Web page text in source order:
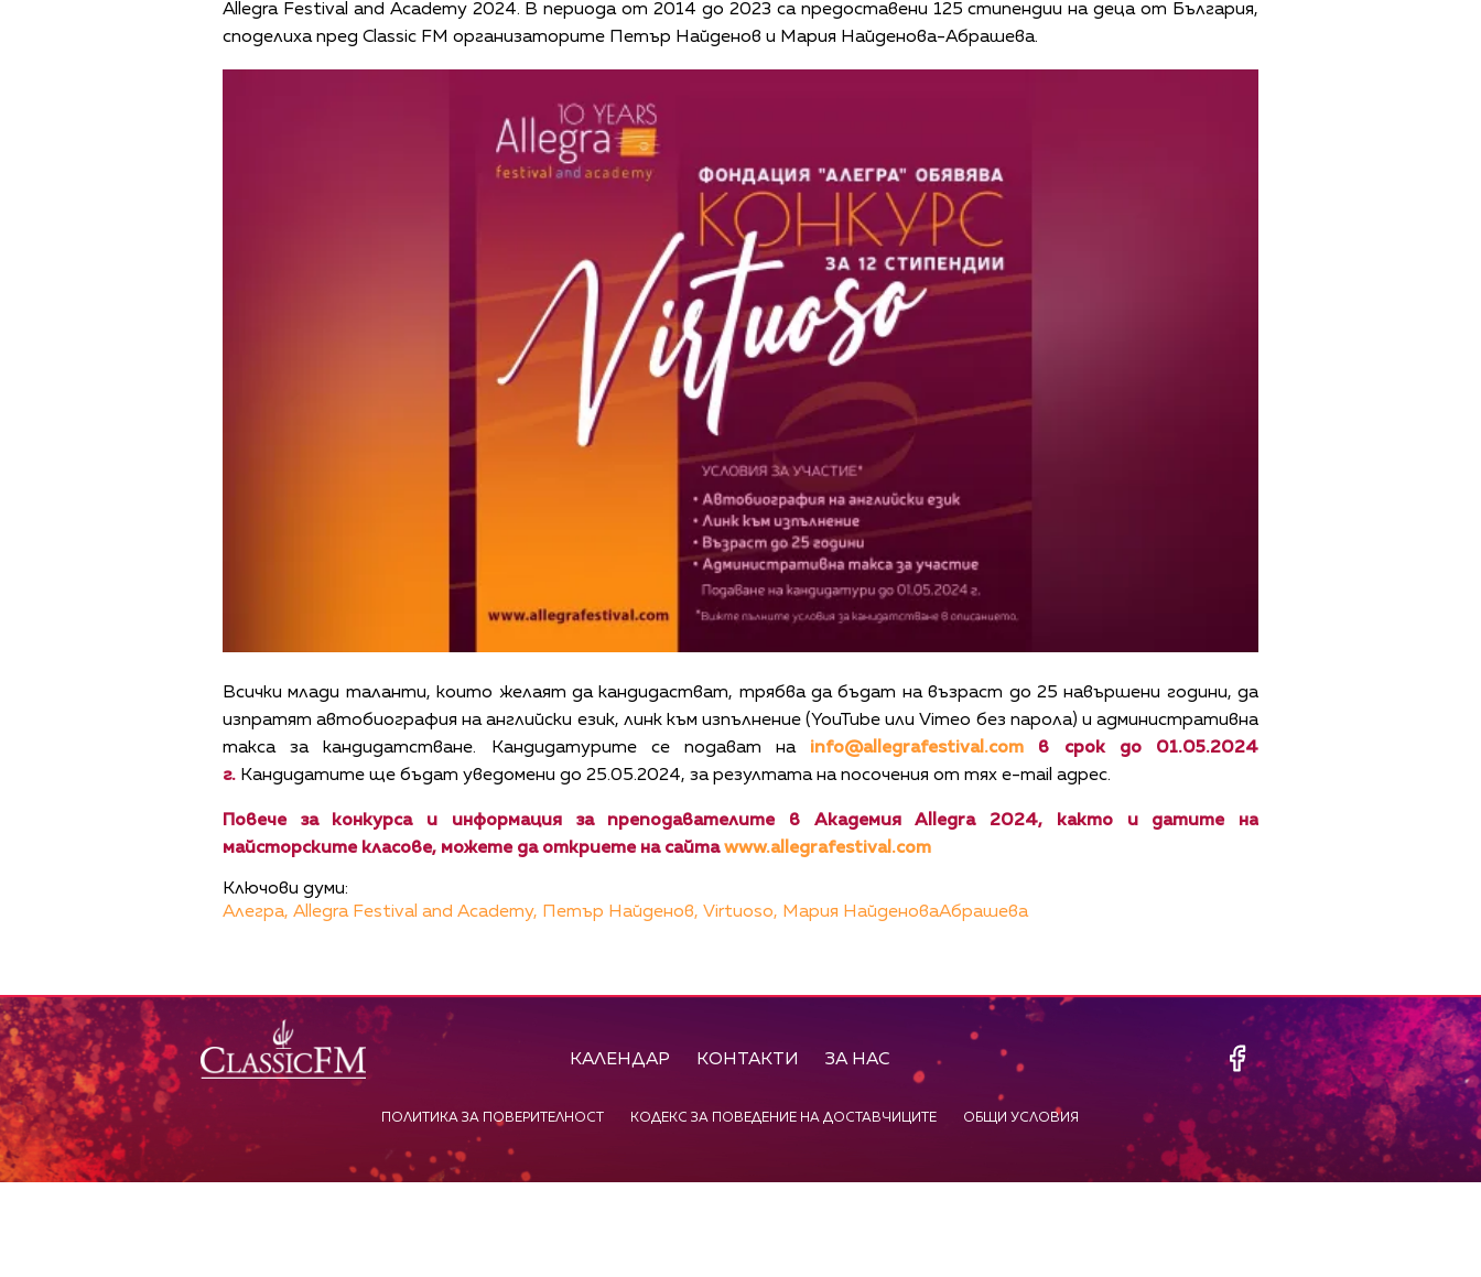
Allegra Festival and Academy 2024. В периода от 2014 до 2023 сa предоставени 125 стипендии на деца от България,
споделиха пред Classic FM организаторите Петър Найденов и Мария Найденова-Абрашева.
Всички млади таланти, които желаят да кандидастват, трябва да бъдат на възраст до 25 навършени години, да
изпратят автобиография на английски език, линк към изпълнение (YouTube или Vimeo без парола) и административна
такса за кандидатстване. Kандидатурите се подават на info@allegrafestival.com
в срок до 01.05.2024
г. Кандидатите ще бъдат уведомени до 25.05.2024, за резултата на посочения от тях e-mail адрес.
Повече за конкурса и информация за преподавателите в Академия Allegra 2024, както и датите на
майсторските класове, можете да откриете на сайтаwww.allegrafestival.com
Ключови думи:
Алегра, Allegra Festival and Academy, Петър Найденов, Virtuoso, Мария НайденоваАбрашева
КАЛЕНДАР КОНТАКТИ ЗА НАС
ПОЛИТИКА ЗА ПОВЕРИТЕЛНОСТ КОДЕКС ЗА ПОВЕДЕНИЕ НА ДОСТАВЧИЦИТЕ ОБЩИ УСЛОВИЯ